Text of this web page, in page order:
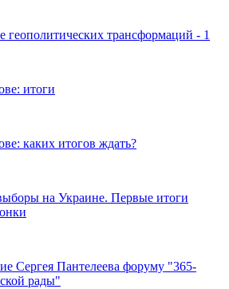
геополитических трансформаций - 1
итоги
каких итогов ждать?
на Украине. Первые итоги
Сергея Пантелеева форуму "365-
рады"